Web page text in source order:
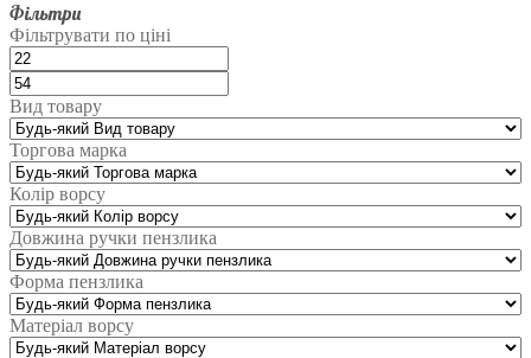
Фільтри
Фільтрувати по ціні
Вид товару
Торгова марка
Колір ворсу
Довжина ручки пензлика
Форма пензлика
Матеріал ворсу